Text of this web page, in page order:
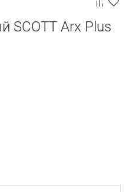
SCOTT Arx Plus